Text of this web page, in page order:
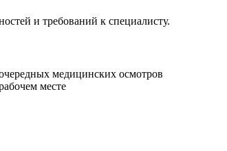
и требований к специалисту.
медицинских осмотров
месте